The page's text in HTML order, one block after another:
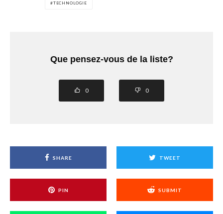
TECHNOLOGIE
Que pensez-vous de la liste?
0 0
SHARE TWEET
PIN SUBMIT